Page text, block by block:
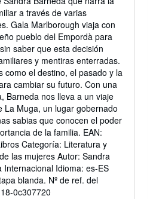
5
estrellas
a través de varias
Gala Marlborough viaja con
pueblo del Empordà para
saber que esta decisión
y mentiras enterradas.
como el destino, el pasado y la
cambiar su futuro. Con una
Barneda nos lleva a un viaje
La Muga, un lugar gobernado
sabias que conocen el poder
de la familia. EAN:
Categoría: Literatura y
las mujeres Autor: Sandra
Internacional Idioma: es-ES
blanda. Nº de ref. del
0c307720